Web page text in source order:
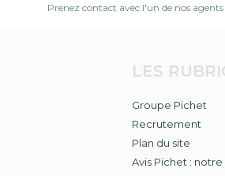
Prenez contact avec l'un de nos
LES
Groupe Pichet
Recrutement
Plan du site
Avis Pichet :